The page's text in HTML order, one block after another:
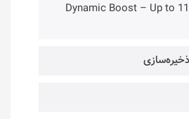
Dynamic Boost – Up to